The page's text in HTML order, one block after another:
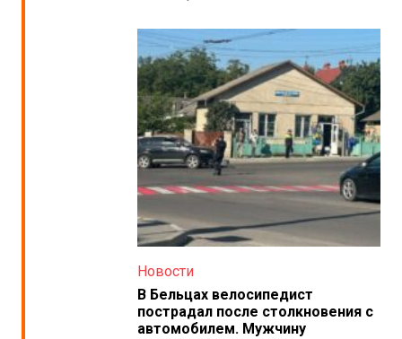
Новости
В Бельцах велосипедист
пострадал после столкновения с
автомобилем. Мужчину